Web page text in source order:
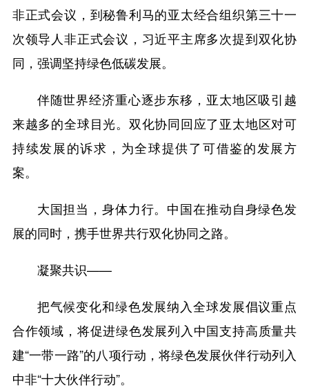
非正式会议，到秘鲁利马的亚太经合组织第三十一
次领导人非正式会议，习近平主席多次提到双化协
同，强调坚持绿色低碳发展。
伴随世界经济重心逐步东移，亚太地区吸引越
来越多的全球目光。双化协同回应了亚太地区对可
持续发展的诉求，为全球提供了可借鉴的发展方
案。
大国担当，身体力行。中国在推动自身绿色发
展的同时，携手世界共行双化协同之路。
凝聚共识——
把气候变化和绿色发展纳入全球发展倡议重点
合作领域，将促进绿色发展列入中国支持高质量共
建“一带一路”的八项行动，将绿色发展伙伴行动列入
中非“十大伙伴行动”。